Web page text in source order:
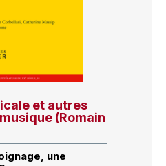
et autres
(Romain
une